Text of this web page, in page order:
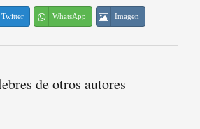
Twitter WhatsApp Imagen
de otros autores